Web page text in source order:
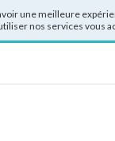
une meilleure
nos services vous